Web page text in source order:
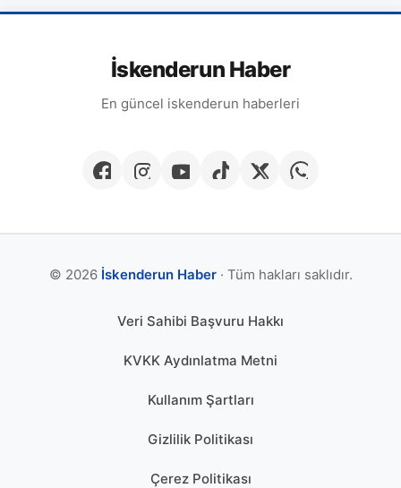
İskenderun Haber
En güncel iskenderun haberleri
© 2026 İskenderun Haber· Tüm hakları saklıdır.
Veri Sahibi Başvuru Hakkı
KVKK Aydınlatma Metni
Kullanım Şartları
Gizlilik Politikası
Çerez Politikası